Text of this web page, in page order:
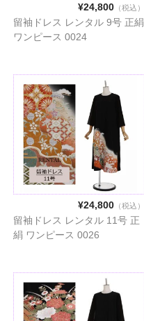
¥24,800（税込）
留袖ドレス レンタル 9号 正絹
ワンピース 0024
¥24,800（税込）
留袖ドレス レンタル 11号 正
絹 ワンピース 0026